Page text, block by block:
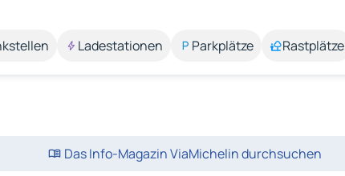
Ladestationen Parkplätze Rastplätze
Das Info-Magazin ViaMichelin durchsuchen